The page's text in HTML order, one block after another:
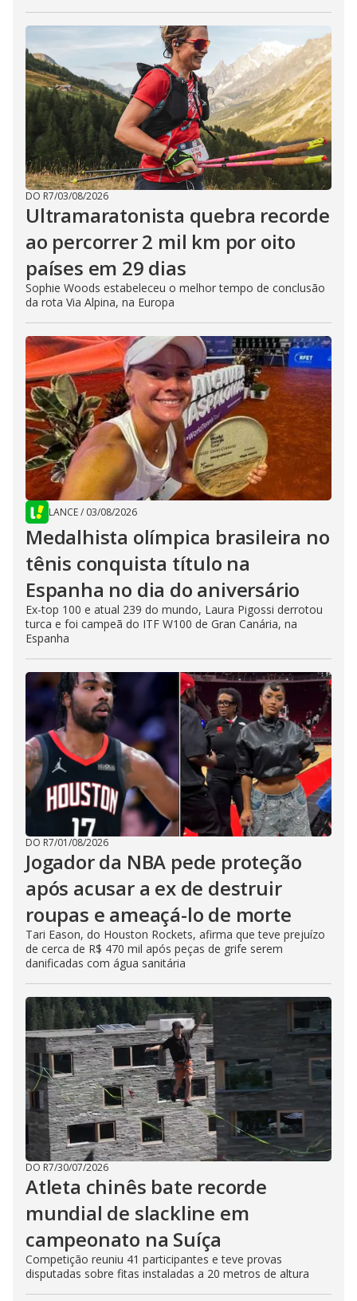
DO R7/03/08/2026
Ultramaratonista quebra recorde
ao percorrer 2 mil km por oito
países em 29 dias
Sophie Woods estabeleceu o melhor tempo de conclusão
da rota Via Alpina, na Europa
LANCE/ 03/08/2026
Medalhista olímpica brasileira no
tênis conquista título na
Espanha no dia do aniversário
Ex-top 100 e atual 239 do mundo, Laura Pigossi derrotou
turca e foi campeã do ITF W100 de Gran Canária, na
Espanha
DO R7/01/08/2026
Jogador da NBA pede proteção
após acusar a ex de destruir
roupas e ameaçá-lo de morte
Tari Eason, do Houston Rockets, afirma que teve prejuízo
de cerca de R$ 470 mil após peças de grife serem
danificadas com água sanitária
DO R7/30/07/2026
Atleta chinês bate recorde
mundial de slackline em
campeonato na Suíça
Competição reuniu 41 participantes e teve provas
disputadas sobre fitas instaladas a 20 metros de altura